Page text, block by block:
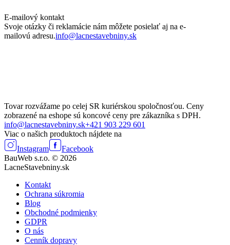
E-mailový kontakt
Svoje otázky či reklamácie nám môžete posielať aj na e-
mailovú adresu.info@lacnestavebniny.sk
Tovar rozvážame po celej SR kuriérskou spoločnosťou. Ceny
zobrazené na eshope sú koncové ceny pre zákazníka s DPH.
info@lacnestavebniny.sk+421 903 229 601
Viac o našich produktoch nájdete na
Instagram
Facebook
BauWeb s.r.o. © 2026
LacneStavebniny.sk
Kontakt
Ochrana súkromia
Blog
Obchodné podmienky
GDPR
O nás
Cenník dopravy